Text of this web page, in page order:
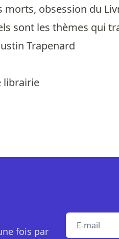
obsession du
sont les thèmes qui
Trapenard
librairie
fois par
E-mail